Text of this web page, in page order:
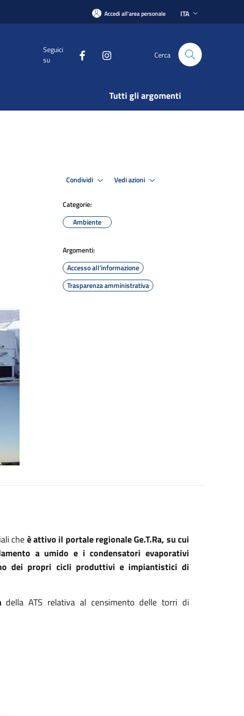
Accedi all'area personale ITA
Seguici
su
Cerca
Tutti gli argomenti
Condividi Vedi azioni
Categorie:
Ambiente
Argomenti:
Accesso all'informazione
Trasparenza amministrativa
cheè attivo il portale regionale Ge.T.Ra, su cui
a umido e i condensatori evaporativi
dei propri cicli produttivi e impiantistici di
della ATS relativa al censimento delle torri di